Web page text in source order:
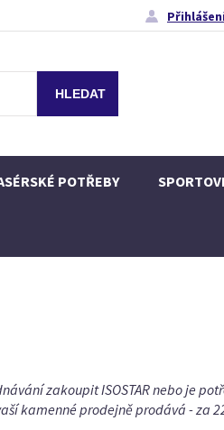
POTŘEBY
zakoupit ISOSTAR nebo je
kamenné prodejně prodává - za